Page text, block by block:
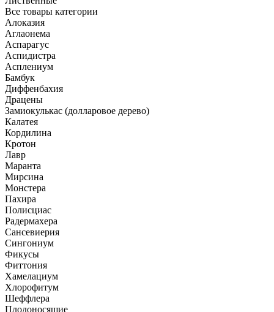
Все товары категории
Алоказия
Аглаонема
Аспарагус
Аспидистра
Асплениум
Бамбук
Диффенбахия
Драцены
Замиокулькас (долларовое дерево)
Калатея
Кордилина
Кротон
Лавр
Маранта
Мирсина
Монстера
Пахира
Полисциас
Радермахера
Сансевиерия
Сингониум
Фикусы
Фиттония
Хамелациум
Хлорофитум
Шеффлера
Плодоносящие